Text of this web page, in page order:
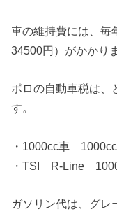
車の維持費には、毎
34500円）がかかり
ポロの自動車税は、
す。
・1000cc車
・TSI R-Line
ガソリン代は、グレ